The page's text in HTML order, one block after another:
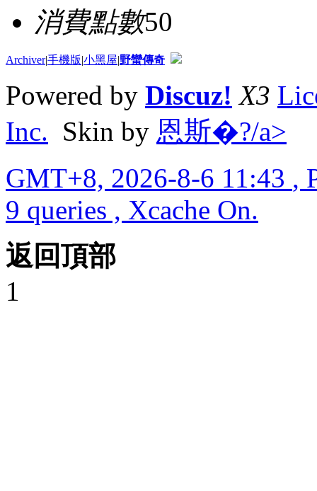
消費點數50
Archiver|手機版|小黑屋|野蠻傳奇
Powered by Discuz! X3
Inc. Skin by 恩斯�?/a>
GMT+8, 2026-8-6 11:43 ,
9 queries , Xcache On.
返回頂部
1